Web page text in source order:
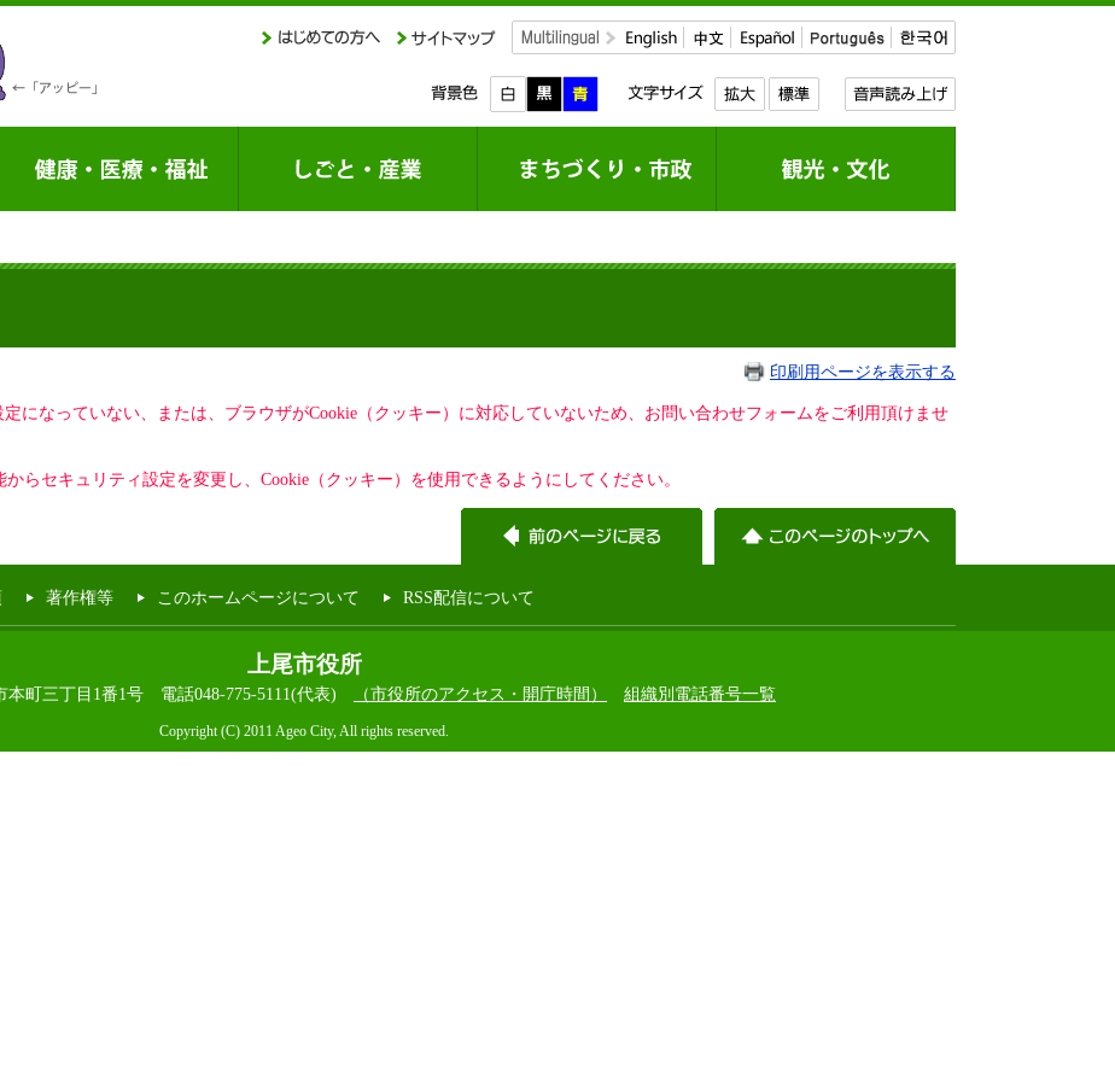
印刷用ページを表示する
になっていない、または、ブラウザがCookie（クッキー）に対応していないため、お問い合わせフォームをご利用頂けませ
らセキュリティ設定を変更し、Cookie（クッキー）を使用できるようにしてください。
著作権等 このホームページについて RSS配信について
上尾市役所
本町三丁目1番1号 電話048-775-5111(代表) （市役所のアクセス・開庁時間） 組織別電話番号一覧
Copyright (C) 2011 Ageo City, All rights reserved.